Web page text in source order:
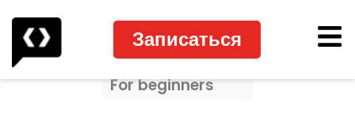
Записаться
For beginners